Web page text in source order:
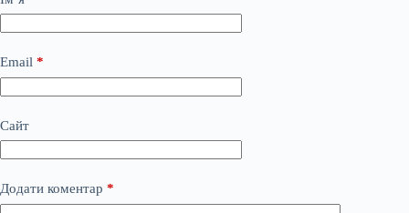
Email *
Сайт
Додати коментар *